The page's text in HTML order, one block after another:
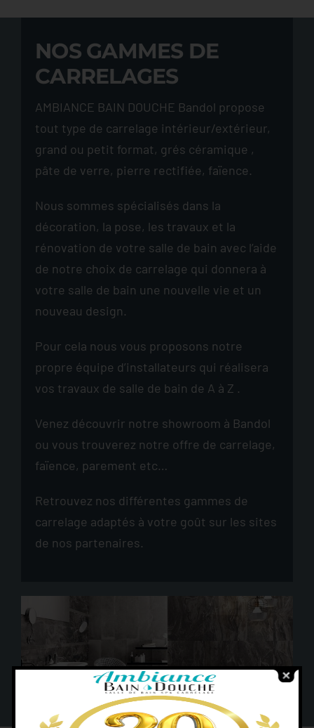
NOS GAMMES DE
CARRELAGES
AMBIANCE BAIN DOUCHE Bandol propose
tout type de carrelage intérieur/extérieur,
grand ou petit format, grés céramique ,
pâte de verre, pierre rectifiée, faïence.
Nous sommes spécialisés dans la
décoration, la pose, les travaux et la
rénovation de votre salle de bain avec l’aide
de notre choix de carrelage qui donnera à
votre salle de bain une nouvelle vie et un
nouveau design.
Pour cela nous vous proposons notre
propre équipe d’installateurs qui réalisera
vos travaux de salle de bain de A à Z .
Venez découvrir notre showroom à Bandol
ou vous trouverez notre offre de carrelage,
faïence, parement etc…
Retrouvez nos différentes gammes de
carrelage adaptés à votre goût sur les sites
de nos partenaires.